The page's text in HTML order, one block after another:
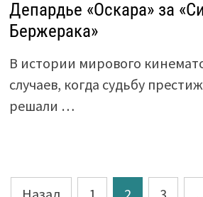
Депардье «Оскара» за
Бержерака»
В истории мирового
случаев, когда судьбу
решали …
Пагинация